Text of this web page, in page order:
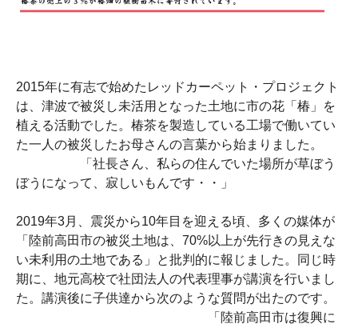
2015年に有志で始めたレッドカーペット・プロジェクト
は、津波で被災し未活用となった土地に市の花「椿」を
植える活動でした。椿茶を製造している工場で働いてい
た一人の被災したお母さんの言葉から始まりました。
「社長さん、私らの住んでいた場所が草ぼう
ぼうになって、寂しいもんです・・」
2019年3月、震災から10年目を迎える頃、多くの媒体が
「陸前高田市の被災土地は、70%以上が先行きの見えな
い未利用の土地である」と批判的に報じました。同じ時
期に、地元高校で社団法人の代表理事が講演を行いまし
た。講演後に子供達から次のような質問が出たのです。
「陸前高田市は復興に